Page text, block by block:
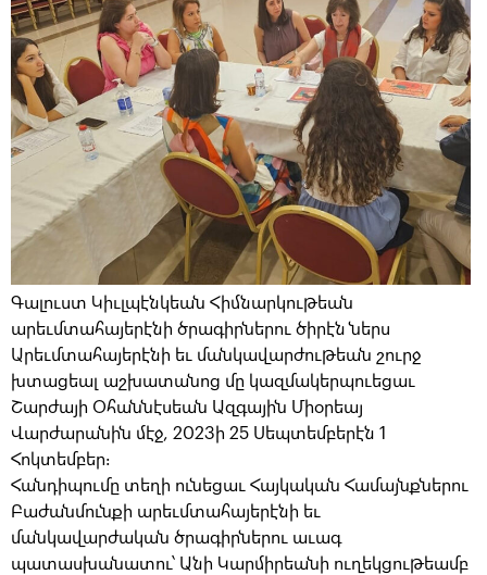
Գալուստ Կիւլպէնկեան Հիմնարկութեան
արեւմտահայերէնի ծրագիրներու ծիրէն ներս
Արեւմտահայերէնի եւ մանկավարժութեան շուրջ
խտացեալ աշխատանոց մը կազմակերպուեցաւ
Շարժայի Օհաննէսեան Ազգային Միօրեայ
Վարժարանին մէջ, 2023ի 25 Սեպտեմբերէն 1
Հոկտեմբեր։
Հանդիպումը տեղի ունեցաւ Հայկական Համայնքներու
Բաժանմունքի արեւմտահայերէնի եւ
մանկավարժական ծրագիրներու աւագ
պատասխանատու՝ Անի Կարմիրեանի ուղեկցութեամբ